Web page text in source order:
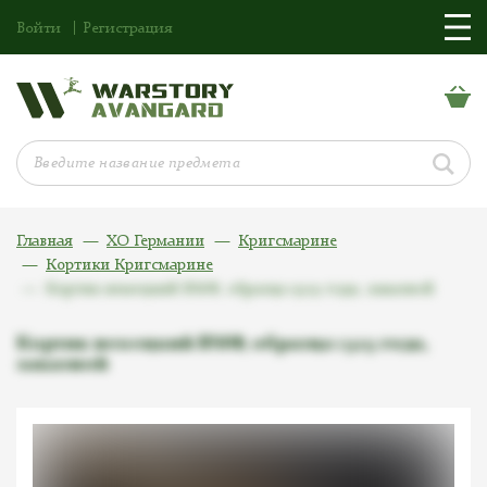
Войти Регистрация
Главная ХО Германии
Кригсмарине
Кортики Кригсмарине
Кортик немецкий ВМФ, образца 1929 года,
заказной